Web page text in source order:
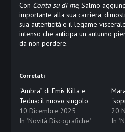
Con Conta su di me, Salmo
importante alla sua carriera,
sua autenticità e il legame
intenso che anticipa un autunno
da non perdere.
Correlati
“Ambra” di Emis Killa e
Tedua: il nuovo singolo
10 Dicembre 2025
In "Novità Discografiche"
20
In